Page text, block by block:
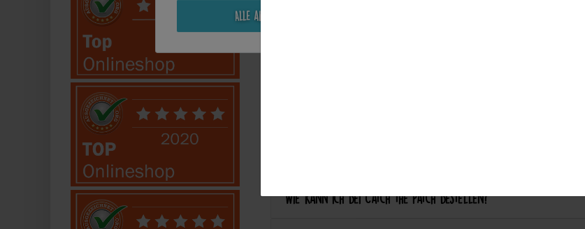
Wie kann ich bei Catch the Patch bestellen?
Alle akzeptieren